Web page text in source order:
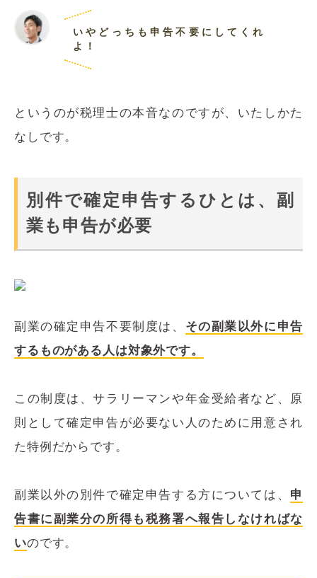
いやどっちも申告不要にしてくれ
よ！
というのが税理士の本音なのですが、いたしかた
なしです。
別件で確定申告するひとは、副
業も申告が必要
副業の確定申告不要制度は、 その副業以外に申告
するものがある人は対象外です。
この制度は、サラリーマンや年金受給者など、原
則として確定申告が必要ない人のために用意され
た特例だからです。
副業以外の別件で確定申告する方については、 申
告書に副業分の所得も税務署へ報告しなければな
いのです。